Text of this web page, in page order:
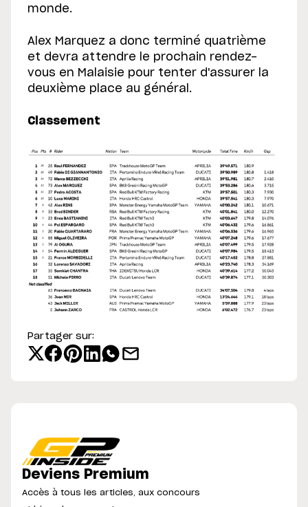
monde.
Alex Marquez a donc terminé quatrième
et devra attendre le prochain rendez-
vous en Malaisie pour tenter d'assurer la
deuxième place au général.
Classement
Partager sur:
Deviens Premium
Accès à tous les articles, aux concours